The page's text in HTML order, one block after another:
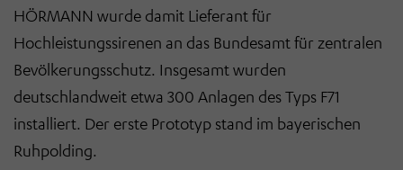
HÖRMANN wurde damit Lieferant für
Hochleistungssirenen an das Bundesamt für zentralen
Bevölkerungsschutz. Insgesamt wurden
deutschlandweit etwa 300 Anlagen des Typs F71
installiert. Der erste Prototyp stand im bayerischen
Ruhpolding.